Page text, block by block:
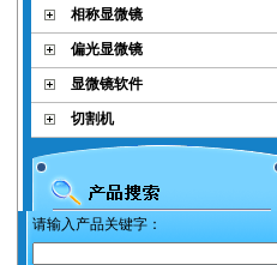
相称显微镜
偏光显微镜
显微镜软件
切割机
请输入产品关键字：